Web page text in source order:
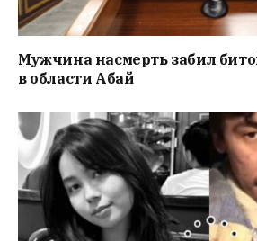
Мужчина насмерть забил
в области Абай